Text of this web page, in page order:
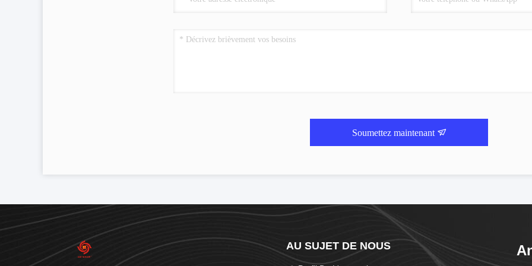
Soumettez maintenant
AU SUJET DE NOUS